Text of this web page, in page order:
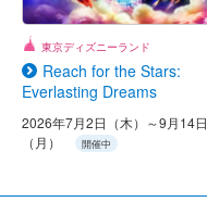
東京ディズニーランド
Reach for the Stars:
Everlasting Dreams
2026年7月2日（木）～9月14日
（月）
開催中